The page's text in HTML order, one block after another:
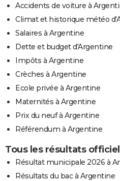
Accidents de voiture à
Climat et historique météo
Salaires à Argentine
Dette et budget d'Argentine
Impôts à Argentine
Crèches à Argentine
Ecole privée à Argentine
Maternités à Argentine
Prix du neuf à Argentine
Référendum à Argentine
Tous les résultats
Résultat municipale 2026 à
Résultats du bac à Argentine